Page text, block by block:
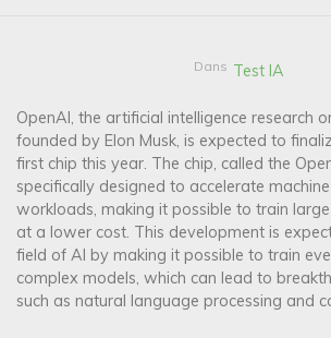
Dans Test IA
OpenAI, the artificial intelligence research
founded by Elon Musk, is expected to
first chip this year. The chip, called the
specifically designed to accelerate
workloads, making it possible to train
at a lower cost. This development is
field of AI by making it possible to train
complex models, which can lead to
such as natural language processing and